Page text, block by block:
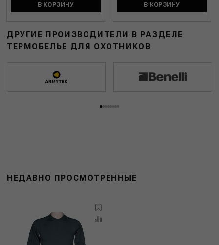
В КОРЗИНУ В КОРЗИНУ
ДРУГИЕ ПРОИЗВОДИТЕЛИ В РАЗДЕЛЕ
ТЕРМОБЕЛЬЕ ДЛЯ ОХОТНИКОВ
НЕДАВНО ПРОСМОТРЕННЫЕ